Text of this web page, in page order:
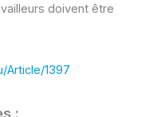
doivent être
Article/1397
: